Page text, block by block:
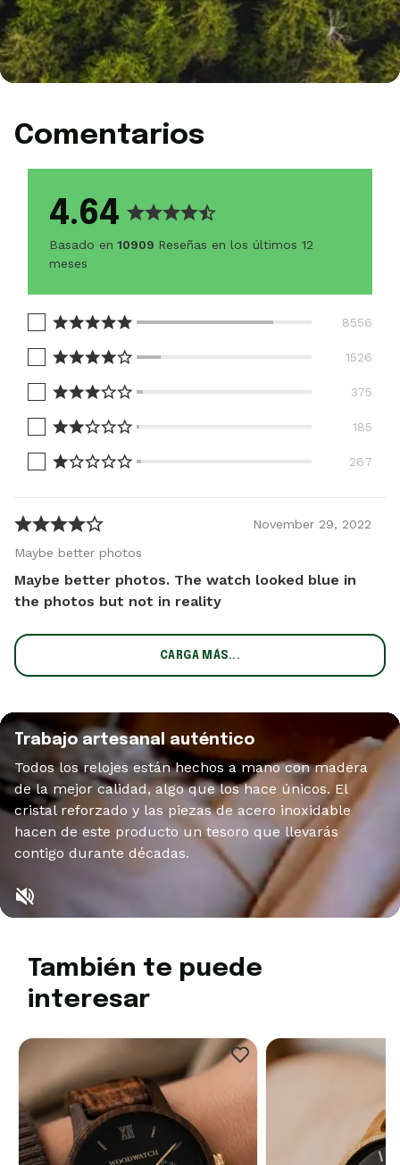
Comentarios
4.64
Basado en 10909 Reseñas en los últimos 12
meses
267
185
375
1526
8556
November 29, 2022
Maybe better photos
Maybe better photos. The watch looked blue in
the photos but not in reality
CARGA MÁS...
Trabajo artesanal auténtico
Todos los relojes están hechos a mano con madera
de la mejor calidad, algo que los hace únicos. El
cristal reforzado y las piezas de acero inoxidable
hacen de este producto un tesoro que llevarás
contigo durante décadas.
También te puede
interesar